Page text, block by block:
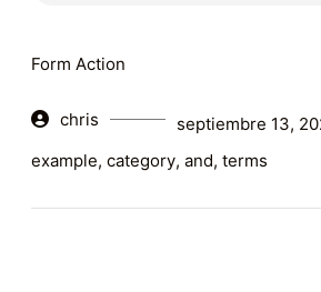
Form Action
chris septiembre 13,
example, category, and, terms